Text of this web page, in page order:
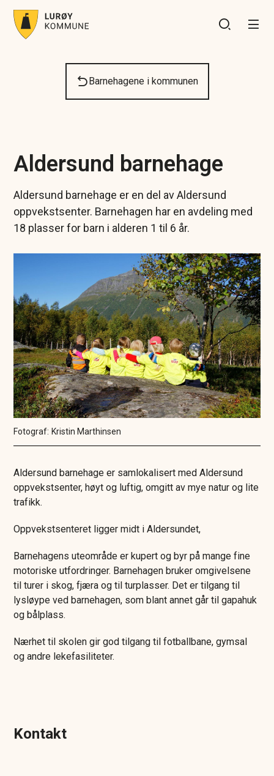
Barnehagene i kommunen
Aldersund barnehage
Aldersund barnehage er en del av Aldersund
oppvekstsenter. Barnehagen har en avdeling med
18 plasser for barn i alderen 1 til 6 år.
Kristin Marthinsen
Aldersund barnehage er samlokalisert med Aldersund
oppvekstsenter, høyt og luftig, omgitt av mye natur og lite
trafikk.
Oppvekstsenteret ligger midt i Aldersundet,
Barnehagens uteområde er kupert og byr på mange fine
motoriske utfordringer. Barnehagen bruker omgivelsene
til turer i skog, fjæra og til turplasser. Det er tilgang til
lysløype ved barnehagen, som blant annet går til gapahuk
og bålplass.
Nærhet til skolen gir god tilgang til fotballbane, gymsal
og andre lekefasiliteter.
Kontakt